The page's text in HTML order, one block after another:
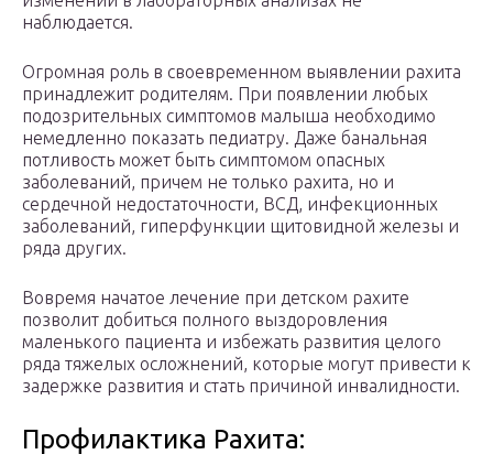
наблюдается.
Огромная роль в своевременном выявлении рахита
принадлежит родителям. При появлении любых
подозрительных симптомов малыша необходимо
немедленно показать педиатру. Даже банальная
потливость может быть симптомом опасных
заболеваний, причем не только рахита, но и
сердечной недостаточности, ВСД, инфекционных
заболеваний, гиперфункции щитовидной железы и
ряда других.
Вовремя начатое лечение при детском рахите
позволит добиться полного выздоровления
маленького пациента и избежать развития целого
ряда тяжелых осложнений, которые могут привести к
задержке развития и стать причиной инвалидности.
Профилактика Рахита: